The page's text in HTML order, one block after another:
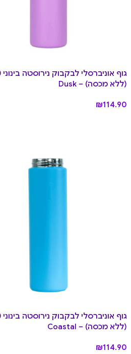
(ללא מכסה) – Dusk
₪114.90
(ללא מכסה) – Coastal
₪114.90